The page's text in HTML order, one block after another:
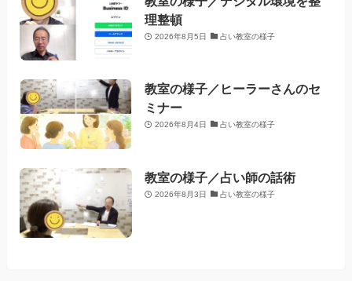
理整頓
2026年8月5日 占い教室の様子
教室の様子／ヒーラーさんのセ
ミナー
2026年8月4日 占い教室の様子
教室の様子／占い師の話術
2026年8月3日 占い教室の様子